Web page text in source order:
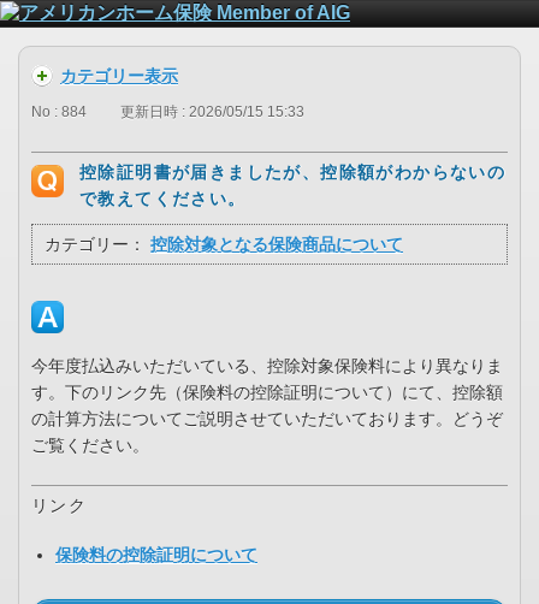
カテゴリー表示
No : 884 更新日時 : 2026/05/15 15:33
控除証明書が届きましたが、控除額がわからないの
で教えてください。
カテゴリー： 控除対象となる保険商品について
今年度払込みいただいている、控除対象保険料により異なりま
す。下のリンク先（保険料の控除証明について）にて、控除額
の計算方法についてご説明させていただいております。どうぞ
ご覧ください。
リンク
保険料の控除証明について